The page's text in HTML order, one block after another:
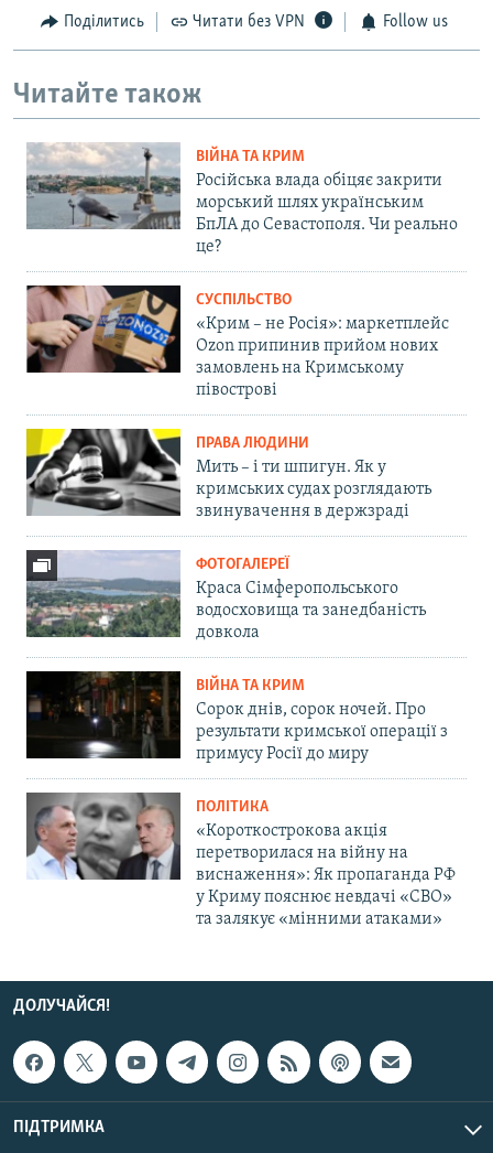
Поділитись Читати без VPN Follow us
Читайте також
ВІЙНА ТА КРИМ
Російська влада обіцяє закрити
морський шлях українським
БпЛА до Севастополя. Чи реально
це?
СУСПІЛЬСТВО
«Крим – не Росія»: маркетплейс
Ozon припинив прийом нових
замовлень на Кримському
півострові
ПРАВА ЛЮДИНИ
Мить – і ти шпигун. Як у
кримських судах розглядають
звинувачення в держзраді
ФОТОГАЛЕРЕЇ
Краса Сімферопольського
водосховища та занедбаність
довкола
ВІЙНА ТА КРИМ
Сорок днів, сорок ночей. Про
результати кримської операції з
примусу Росії до миру
ПОЛІТИКА
«Короткострокова акція
перетворилася на війну на
виснаження»: Як пропаганда РФ
у Криму пояснює невдачі «СВО»
та залякує «мінними атаками»
ДОЛУЧАЙСЯ!
ПІДТРИМКА